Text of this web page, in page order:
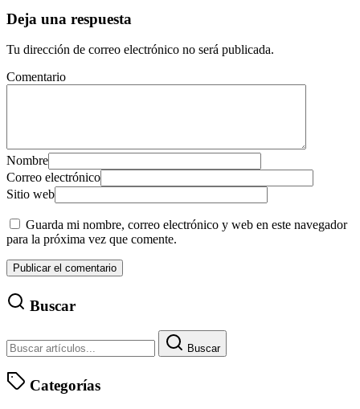
Deja una respuesta
Tu dirección de correo electrónico no será publicada.
Comentario
Nombre
Correo electrónico
Sitio web
Guarda mi nombre, correo electrónico y web en este navegador
para la próxima vez que comente.
Buscar
Buscar
Categorías